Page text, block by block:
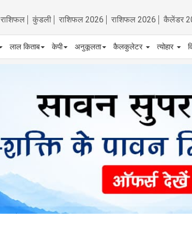
राशिफल कुंडली राशिफल 2026 राशिफल 2026 कैलेंडर
लाल किताब केपी अनुकूलता कैलकुलेटर त्योहार